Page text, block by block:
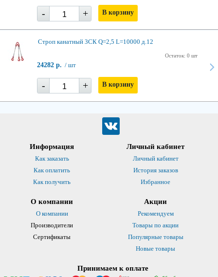
- + В корзину
Строп канатный 3СК Q=2,5 L=10000 д.12
Остаток: 0 шт
24282 р. / шт
- + В корзину
Информация
Как заказать
Как оплатить
Как получить
Личный кабинет
Личный кабинет
История заказов
Избранное
О компании
О компании
Производители
Сертификаты
Акции
Рекомендуем
Товары по акции
Популярные товары
Новые товары
Принимаем к оплате